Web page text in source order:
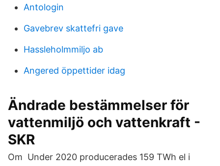
Antologin
Gavebrev skattefri gave
Hassleholmmiljo ab
Angered öppettider idag
Ändrade bestämmelser för
vattenmiljö och vattenkraft -
SKR
Om Under 2020 producerades 159 TWh el i